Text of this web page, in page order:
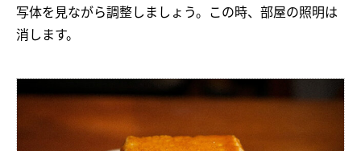
写体を見ながら調整しましょう。この時、部屋の照明は
消します。